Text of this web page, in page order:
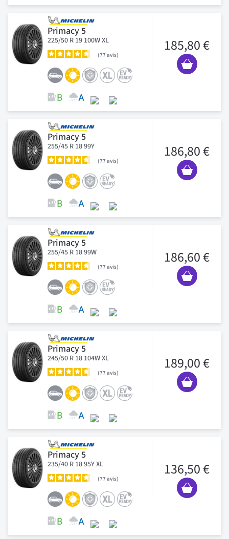
Primacy 5
225/50 R 19 100W XL
77 avis
185,80 €
Primacy 5
255/45 R 18 99Y
77 avis
186,80 €
Primacy 5
255/45 R 18 99W
77 avis
186,60 €
Primacy 5
245/50 R 18 104W XL
77 avis
189,00 €
Primacy 5
235/40 R 18 95Y XL
77 avis
136,50 €